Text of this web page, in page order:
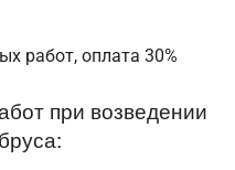
работ, оплата 30%
при возведении